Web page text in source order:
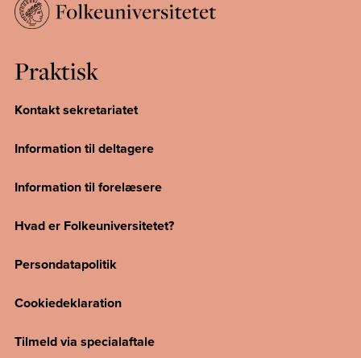
Praktisk
Kontakt sekretariatet
Information til deltagere
Information til forelæsere
Hvad er Folkeuniversitetet?
Persondatapolitik
Cookiedeklaration
Tilmeld via specialaftale